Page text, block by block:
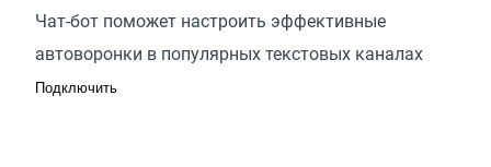
Чат-бот поможет настроить эффективные
автоворонки в популярных текстовых каналах
Подключить